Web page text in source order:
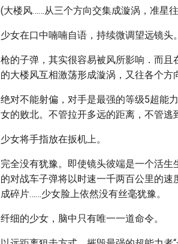
(大楼风……从三个方向交集成漩涡，准星
少女在口中喃喃自语，持续微调望远镜头。
枪的子弹，其实很容易被风所影响．而
的大楼风互相激荡形成漩涡，又往各个方
绝对不能射偏，对手是最强的等级5超能
女的败北。不管拉开多远的距离，不管逃
少女将手指放在扳机上。
完全没有犹豫。即使镜头彼端是一个活
的对战车子弹将以时速一千两百公里的
成碎片……少女脸上依然没有丝毫犹豫。
纤细的少女，脑中只有唯一一道命令。